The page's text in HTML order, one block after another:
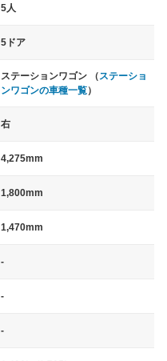
5人
5ドア
ステーションワゴン （ ステーショ
ンワゴンの車種一覧）
右
4,275mm
1,800mm
1,470mm
-
-
-